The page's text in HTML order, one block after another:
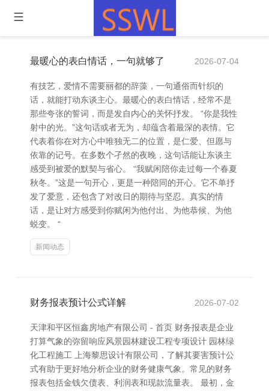
最暖心的表白情话，一句就够了 2026-07-04
有技艺，爱情不需要丽都的辞藻，一句通俗而针织的
话，就能打动东谈主心。最暖心的表白情话，经常不是
那些夸张的誓词，而是发自内心的关怀抒发。 “你是我性
射中的光。”这句话或者无为，却蕴含着最深的表情。它
代表着你在对方心中唯独无二的位置，是仁爱、但愿与
依靠的记号。在多数个孑然的夜晚，这句话能让东谈主
感受到被爱的默契与省心。 “我赋闲陪你走过每一个春夏
秋冬。”这是一句开心，更是一种陪同的开心。它不单抒
发了爱意，还包含了对改日的期待与坚忍。真实的情
话，是让对方感受到你赋闲为他付出、为他恭候、为他
蜕变。 “
新闻动态
财务报表预计公式详解 2026-07-02
天津和平区恒鑫房地产有限公司 - 首页 财务报表是企业
打算气象的弥留响应风景园林建设工程专项设计 园林绿
化工程施工 上海黎思设计有限公司，了解其要害预计公
式有助于更好地分析企业的财务健康气象。常见的财务
报表包括金钱欠债表、利润表和现款流量表。 最初，金